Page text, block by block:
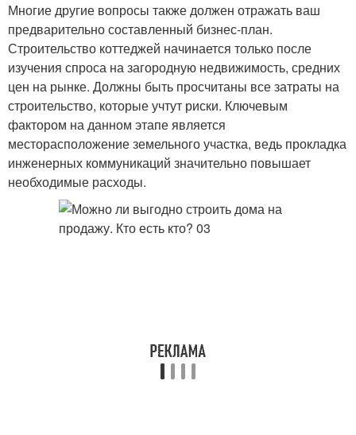
Многие другие вопросы также должен отражать ваш
предварительно составленный бизнес-план.
Строительство коттеджей начинается только после
изучения спроса на загородную недвижимость, средних
цен на рынке. Должны быть просчитаны все затраты на
строительство, которые учтут риски. Ключевым
фактором на данном этапе является
месторасположение земельного участка, ведь прокладка
инженерных коммуникаций значительно повышает
необходимые расходы.